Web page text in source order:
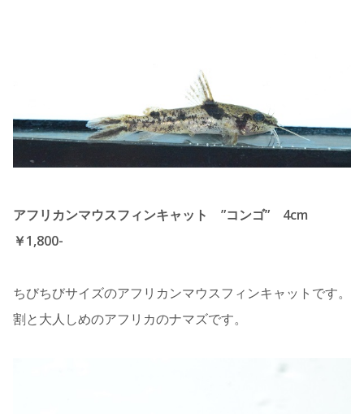
アフリカンマウスフィンキャット ”コンゴ” 4cm
￥1,800-
ちびちびサイズのアフリカンマウスフィンキャットです。
割と大人しめのアフリカのナマズです。